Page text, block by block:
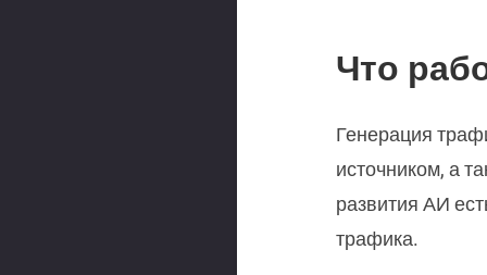
Что
Генерация
источником, а
развития АИ
трафика.